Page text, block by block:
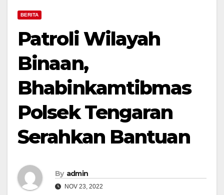
BERITA
Patroli Wilayah
Binaan,
Bhabinkamtibmas
Polsek Tengaran
Serahkan Bantuan
By admin
NOV 23, 2022